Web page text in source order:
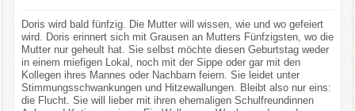
Doris wird bald fünfzig. Die Mutter will wissen, wie und wo gefeiert
wird. Doris erinnert sich mit Grausen an Mutters Fünfzigsten, wo die
Mutter nur geheult hat. Sie selbst möchte diesen Geburtstag weder
in einem miefigen Lokal, noch mit der Sippe oder gar mit den
Kollegen ihres Mannes oder Nachbarn feiern. Sie leidet unter
Stimmungsschwankungen und Hitzewallungen. Bleibt also nur eins:
die Flucht. Sie will lieber mit ihren ehemaligen Schulfreundinnen